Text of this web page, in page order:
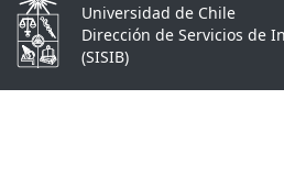
Universidad de Chile
Dirección de Servicios de
(SISIB)